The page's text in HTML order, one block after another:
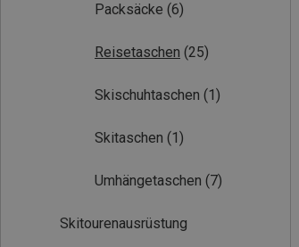
Packsäcke (6)
Reisetaschen (25)
Skischuhtaschen (1)
Skitaschen (1)
Umhängetaschen (7)
Skitourenausrüstung